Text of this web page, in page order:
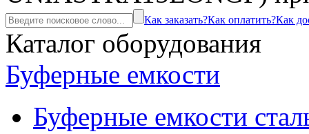
Как заказать?Как оплатить?Как
Каталог оборудования
Буферные емкости
Буферные емкости